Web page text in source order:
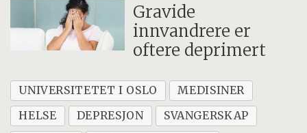
Gravide
innvandrere er
oftere deprimert
UNIVERSITETET I OSLO
MEDISINER
HELSE
DEPRESJON
SVANGERSKAP